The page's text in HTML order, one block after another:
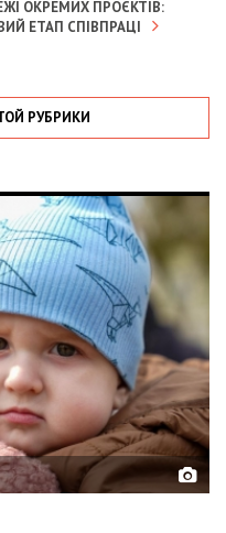
ОКРЕМИХ ПРОЄКТІВ:
ЕТАП СПІВПРАЦІ
РУБРИКИ